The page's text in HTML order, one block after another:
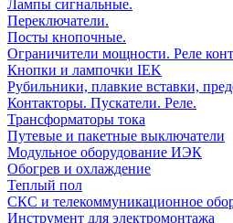
Лампы сигнальные.
Переключатели.
Посты кнопочные.
Ограничители мощности. Реле
Кнопки и лампочки IEK
Рубильники, плавкие вставки,
Контакторы. Пускатели. Реле.
Трансформаторы тока
Путевые и пакетные выключатели
Модульное оборудование ИЭК
Обогрев и охлаждение
Теплый пол
СКС и телекоммуникационное
Инструмент для электромонтажа